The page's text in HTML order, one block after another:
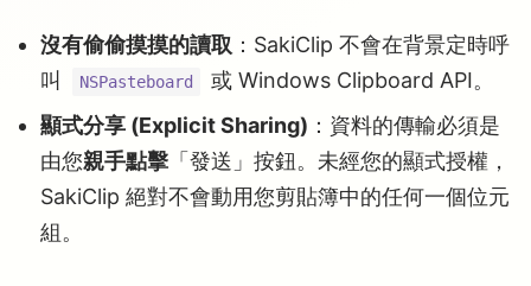
沒有偷偷摸摸的讀取 ：SakiClip 不會在背景定時呼
叫
NSPasteboard
或 Windows Clipboard API。
顯式分享 (Explicit Sharing) ：資料的傳輸必須是
由您親手點擊 「發送」按鈕。未經您的顯式授權，
SakiClip 絕對不會動用您剪貼簿中的任何一個位元
組。